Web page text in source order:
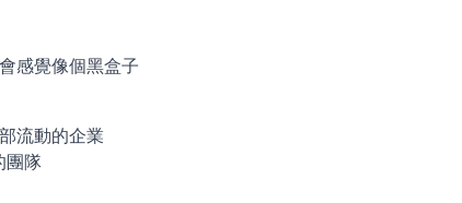
感覺像個黑盒子
流動的企業
團隊